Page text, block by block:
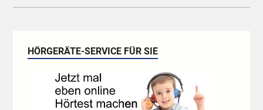
HÖRGERÄTE-SERVICE FÜR SIE